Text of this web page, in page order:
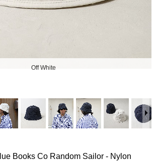
Off White
Books Co Random Sailor - Nylon